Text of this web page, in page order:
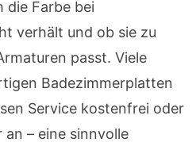
die Farbe bei
verhält und ob sie zu
passt. Viele
Badezimmerplatten
Service kostenfrei oder
an – eine sinnvolle